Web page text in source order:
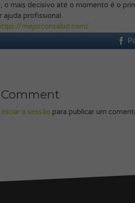
o mais decisivo até o momento é o
ajuda profissional.
mejorconsalud.com/
iniciar a sessão para publicar um